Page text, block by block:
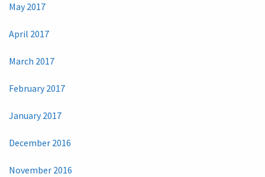
May 2017
April 2017
March 2017
February 2017
January 2017
December 2016
November 2016